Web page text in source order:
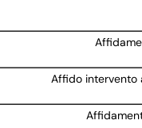
Affido intervento